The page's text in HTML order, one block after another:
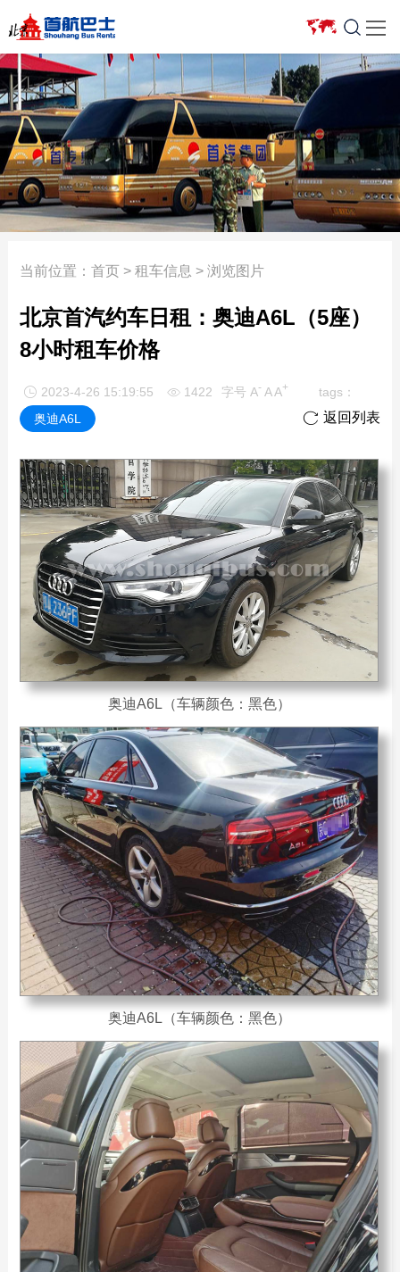

车型报价
5座以下轿车
7座商务车
12-17座小型客车
19-23座考斯特
大型客车
豪华商务车
7座以下商务车
10座以上旅游车
日租价格表
首约巴士
埃尔法
迈巴赫
新闻中心
公司新闻
行业资讯
租车常识
周边游
车型报价
活动专题
服务项目
省际旅游包车
会议用车
机场接送
班车业务
长途包车
服务特色
合作车队
银建
渔阳
宇通
驰锐
新月联合
中旅
关于我们
关于我们
组织架构
企业荣誉
发展历程
联系我们
当前位置： 首页> 租车信息 > 浏览图片
北京首汽约车日租：奥迪A6L（5座）
8小时租车价格
 2023-4-26 15:19:55  1422 字号 A- A A+
tags：
奥迪A6L
 返回列表
奥迪A6L（车辆颜色：黑色）
奥迪A6L（车辆颜色：黑色）